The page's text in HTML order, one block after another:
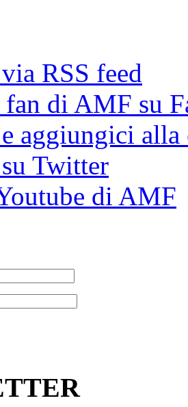
RSS feed
di AMF su
aggiungici alla
Twitter
di AMF